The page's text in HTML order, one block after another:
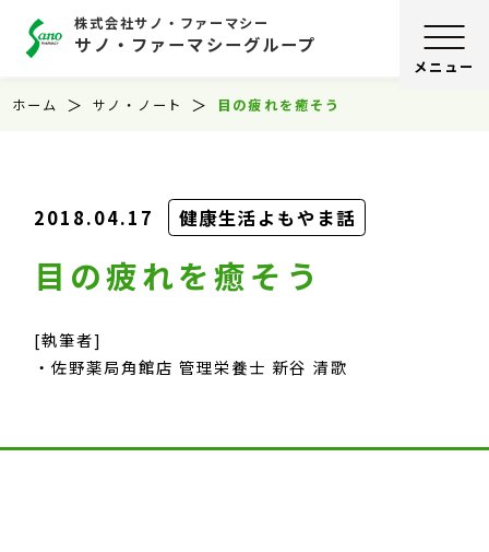
株式会社サノ・ファーマシー
サノ・ファーマシーグループ
ホーム サノ・ノート 目の疲れを癒そう
2018.04.17 健康生活よもやま話
目の疲れを癒そう
[執筆者]
佐野薬局角館店 管理栄養士 新谷 清歌